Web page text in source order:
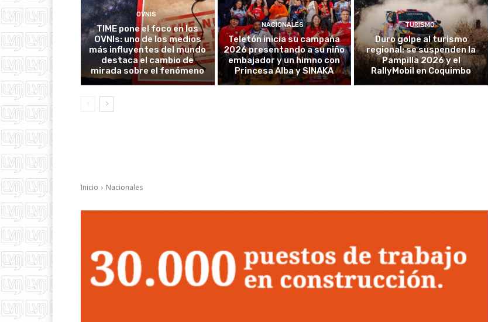
OVNIS
TIME pone el foco en los
OVNIs: uno de los medios
más influyentes del mundo
destaca el cambio de
mirada sobre el fenómeno
NACIONALES
Teletón inicia su campaña
2026 presentando a su niño
embajador y un himno con
Princesa Alba y SINAKA
TURISMO
Duro golpe al turismo
regional: se suspenden la
Pampilla 2026 y el
RallyMobil en Coquimbo